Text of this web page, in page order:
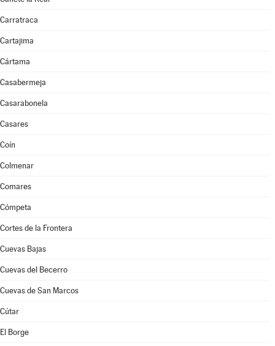
Carratraca
Cartajima
Cártama
Casabermeja
Casarabonela
Casares
Coín
Colmenar
Comares
Cómpeta
Cortes de la Frontera
Cuevas Bajas
Cuevas del Becerro
Cuevas de San Marcos
Cútar
El Borge